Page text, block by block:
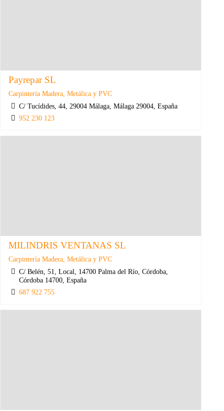
Payrepar SL
Carpintería Madera, Metálica y PVC
C/ Tucídides, 44, 29004 Málaga, Málaga 29004, España
952 230 123
MILINDRIS VENTANAS SL
Carpintería Madera, Metálica y PVC
C/ Belén, 51, Local, 14700 Palma del Río, Córdoba,
Córdoba 14700, España
687 922 755